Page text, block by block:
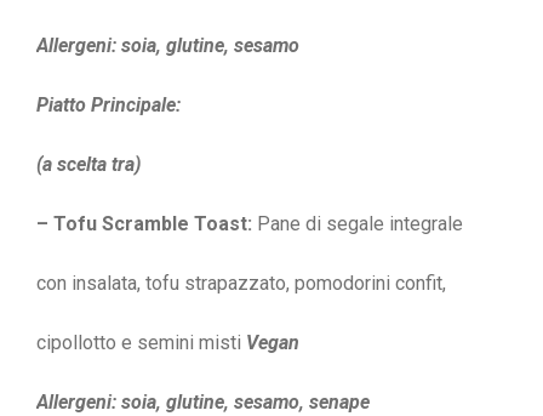
Allergeni: soia, glutine, sesamo
Piatto Principale:
(a scelta tra)
– Tofu Scramble Toast: Pane di segale integrale
con insalata, tofu strapazzato, pomodorini confit,
cipollotto e semini misti Vegan
Allergeni: soia, glutine, sesamo, senape